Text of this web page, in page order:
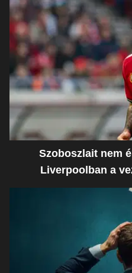
Szoboszlait nem
Liverpoolban a